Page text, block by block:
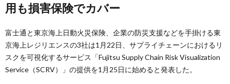
用も損害保険でカバー
富士通と東京海上日動火災保険、企業の防災支援などを手掛ける東
京海上レジリエンスの3社は1月22日、サプライチェーンにおけるリ
スクを可視化するサービス「Fujitsu Supply Chain Risk Visualization
Service（SCRV）」の提供を1月25日に始めると発表した。